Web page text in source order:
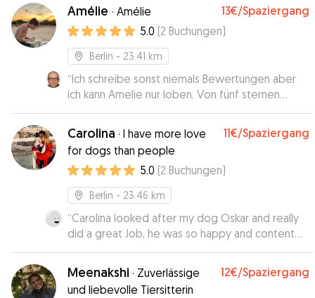
Amélie · Amélie 13€/Spaziergang
5.0 (2 Buchungen)
Berlin - 23.41 km
“Ich schreibe sonst niemals Bewertungen aber
ich kann Amelie nur loben. Von fünf sternen
bekommt Sie 10 von mir. Mein Hundemädchen
war tiefenentspannt und glücklich.”
Carolina · I have more love
for dogs than people
11€/Spaziergang
5.0 (2 Buchungen)
Berlin - 23.46 km
“Carolina looked after my dog Oskar and really
did a great Job, he was so happy and content
when i picked him up again, 10/10 would
definetly book her again 😘
Meenakshi · Zuverlässige
und liebevolle Tiersitterin
12€/Spaziergang